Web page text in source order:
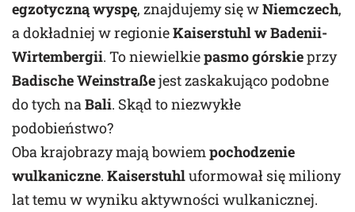
egzotyczną wyspę, znajdujemy się wNiemczech,
a dokładniej w regionieKaiserstuhl w Badenii-
Wirtembergii. To niewielkiepasmo górskieprzy
Badische Weinstraßejest zaskakująco podobne
do tych naBali. Skąd to niezwykłe
podobieństwo?
Oba krajobrazy mają bowiempochodzenie
wulkaniczne. Kaiserstuhluformował się miliony
lat temu w wyniku aktywności wulkanicznej.